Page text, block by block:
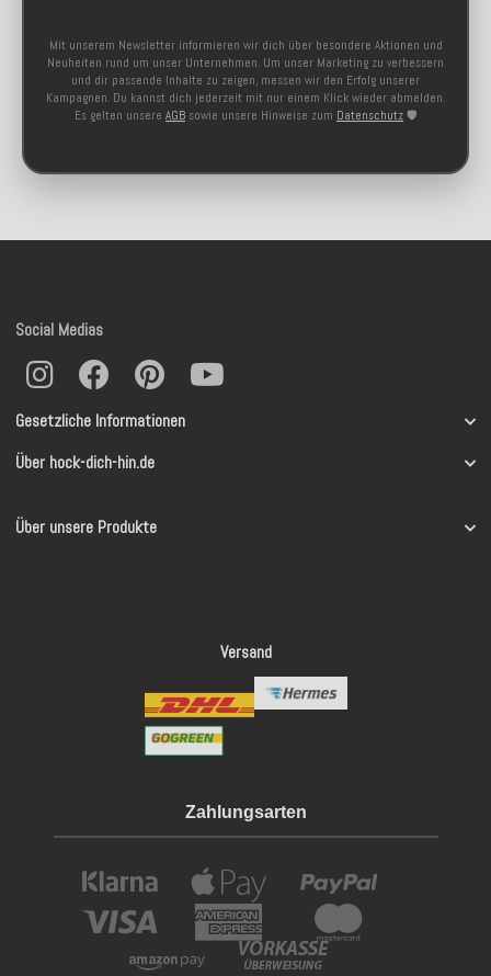
Mit unserem Newsletter informieren wir dich über besondere Aktionen und
Neuheiten rund um unser Unternehmen. Um unser Marketing zu verbessern
und dir passende Inhalte zu zeigen, messen wir den Erfolg unserer
Kampagnen. Du kannst dich jederzeit mit nur einem Klick wieder abmelden.
Es gelten unsere AGB sowie unsere Hinweise zum Datenschutz 🛡️
Gesetzliche Informationen
Über hock-dich-hin.de
Über unsere Produkte
Social Medias
Versand
Zahlungsarten